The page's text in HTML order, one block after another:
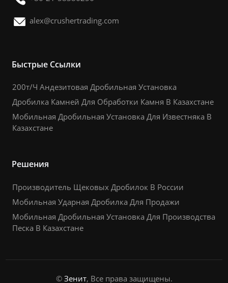
alex@crushertrading.com
Быстрые Ссылки
200т/Ч Андезитовая Дробильная Установка
Дробилка Камней Для Обработки Камня В Казахстане
Мобильная Дробильная Установка Для Известняка В
Казахстане
Решения
Производитель Щековых Дробилок В России
Мобильная Ударная Дробилка Для Продажи
Мобильная Дробильная Установка Для Производства
Песка В Казахстане
© Зенит, Все права защищены.